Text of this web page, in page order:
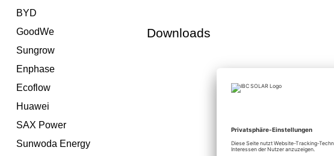
BYD
GoodWe
Sungrow
Enphase
Ecoflow
Huawei
SAX Power
Sunwoda Energy
Downloads